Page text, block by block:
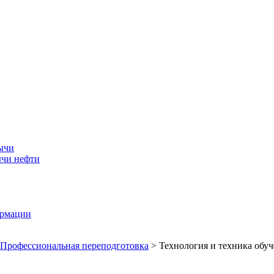
нефти
Профессиональная переподготовка > Технология и техника